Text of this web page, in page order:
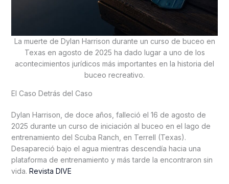
La muerte de Dylan Harrison durante un curso de buceo en
Texas en agosto de 2025 ha dado lugar a uno de los
acontecimientos jurídicos más importantes en la historia del
buceo recreativo.
El Caso Detrás del Caso
Dylan Harrison, de doce años, falleció el 16 de agosto de
2025 durante un curso de iniciación al buceo en el lago de
entrenamiento del Scuba Ranch, en Terrell (Texas).
Desapareció bajo el agua mientras descendía hacia una
plataforma de entrenamiento y más tarde la encontraron sin
vida. Revista DIVE